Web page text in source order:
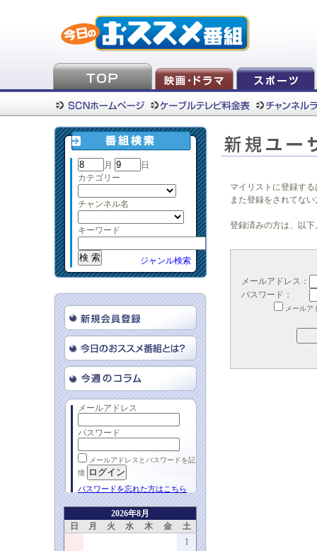
月
日
カテゴリー
チャンネル名
キーワード
ジャンル検索
メールアドレス
パスワード
メールアドレスとパスワードを記
憶
パスワードを忘れた方はこちら
2026年8月
日
月 火 水 木 金
土
1
マイリストに登録す
また登録をされてな
登録済みの方は、以
メールアドレス：
パスワード：
メールア